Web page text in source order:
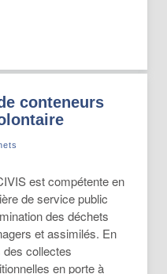
conteneurs
est compétente en
de service public
des déchets
et assimilés. En
des collectes
en porte à